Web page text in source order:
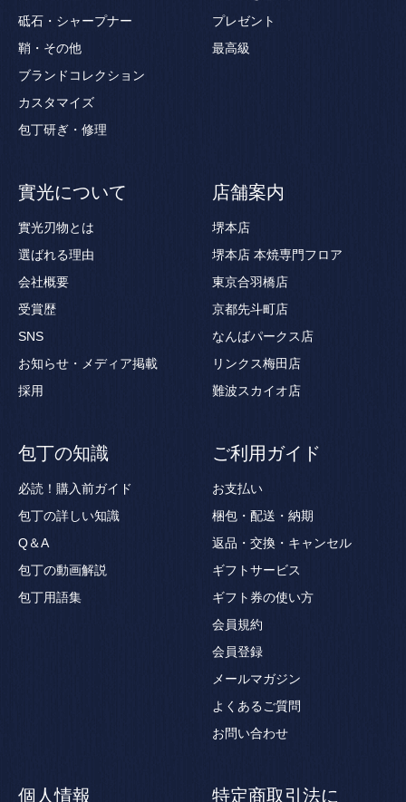
砥石・シャープナー
鞘・その他
ブランドコレクション
カスタマイズ
包丁研ぎ・修理
プレゼント
最高級
實光について
實光刃物とは
選ばれる理由
会社概要
受賞歴
SNS
お知らせ・メディア掲載
採用
店舗案内
堺本店
堺本店 本焼専門フロア
東京合羽橋店
京都先斗町店
なんばパークス店
リンクス梅田店
難波スカイオ店
包丁の知識
必読！購入前ガイド
包丁の詳しい知識
Q＆A
包丁の動画解説
包丁用語集
ご利用ガイド
お支払い
梱包・配送・納期
返品・交換・キャンセル
ギフトサービス
ギフト券の使い方
会員規約
会員登録
メールマガジン
よくあるご質問
お問い合わせ
個人情報 特定商取引法に